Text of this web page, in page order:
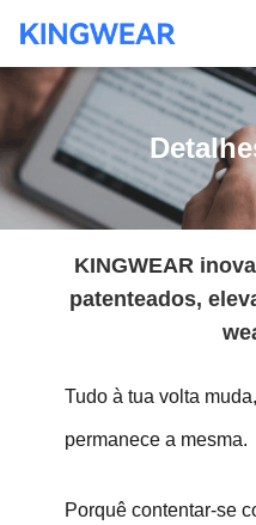
KINGWEAR
patenteados,
Tudo à tua volta
permanece a mesma.
Porquê contentar-se